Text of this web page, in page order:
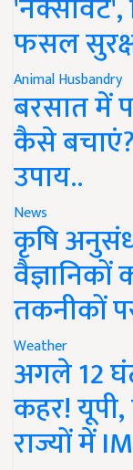
'नेक्सावेट',
फसल
Animal Husbandry
बरसात में
कैसे
उपाय..
News
कृषि
तकनीकों
Weather
अगले 12
कहर! यूपी,
राज्यों में